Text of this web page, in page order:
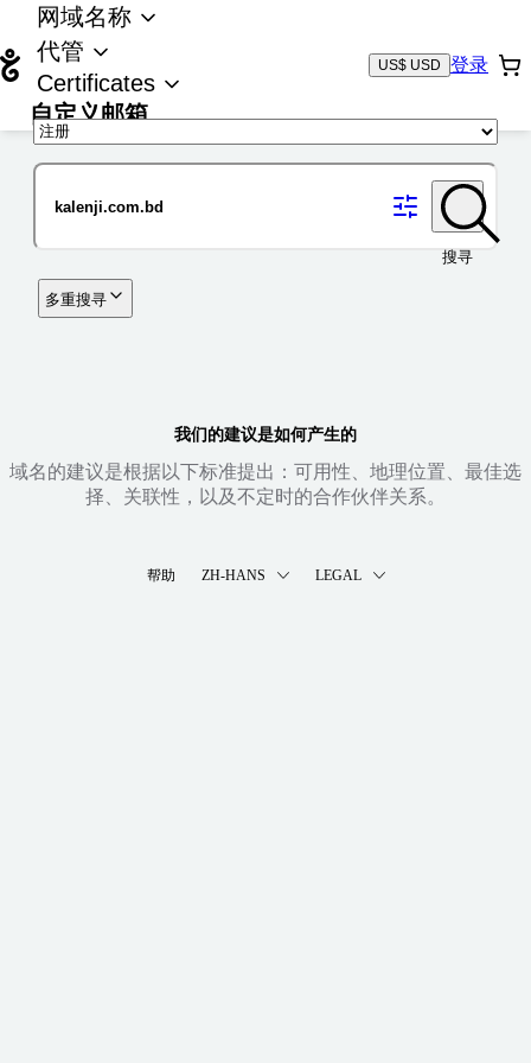
网域名称
代管
Certificates
自定义邮箱
US$ USD 登录
搜寻
多重搜寻
我们的建议是如何产生的
域名的建议是根据以下标准提出：可用性、地理位置、最佳选
择、关联性，以及不定时的合作伙伴关系。
帮助 ZH-HANS LEGAL